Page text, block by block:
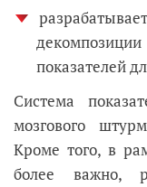
показателей
Система
мозгового
Кроме того, в
более важно,